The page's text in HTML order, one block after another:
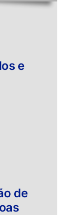
e
de